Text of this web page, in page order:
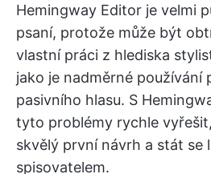
Hemingway Editor je velmi
psaní, protože může být
vlastní práci z hlediska
jako je nadměrné používání
pasivního hlasu. S
tyto problémy rychle
skvělý první návrh a stát se
spisovatelem.